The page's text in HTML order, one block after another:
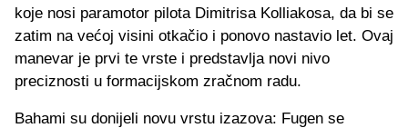
koje nosi paramotor pilota Dimitrisa Kolliakosa, da bi se
zatim na većoj visini otkačio i ponovo nastavio let. Ovaj
manevar je prvi te vrste i predstavlja novi nivo
preciznosti u formacijskom zračnom radu.
Bahami su donijeli novu vrstu izazova: Fugen se